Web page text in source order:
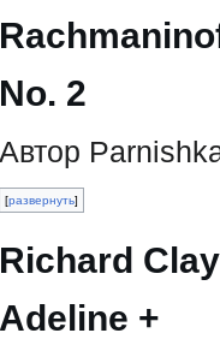
No. 2
Автор
развернуть
Richard
Adeline +